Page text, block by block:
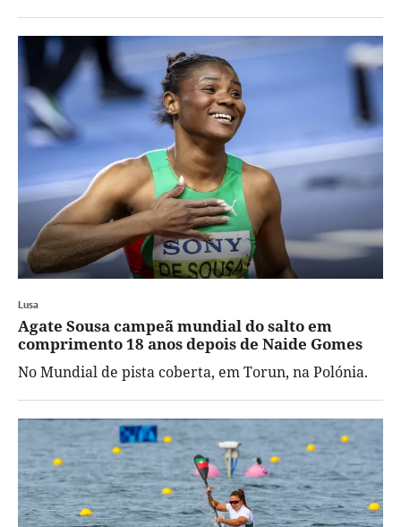
Lusa
Agate Sousa campeã mundial do salto em
comprimento 18 anos depois de Naide Gomes
No Mundial de pista coberta, em Torun, na Polónia.